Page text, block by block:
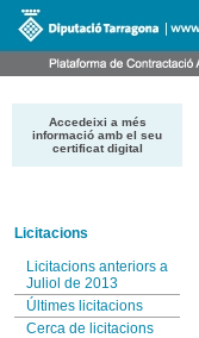
Accedeixi a més
informació amb el seu
certificat digital
Licitacions
Licitacions anteriors a
Juliol de 2013
Últimes licitacions
Cerca de licitacions